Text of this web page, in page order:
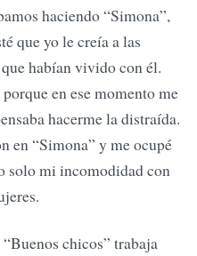
haciendo “Simona”,
que yo le creía a las
habían vivido con él.
en ese momento me
hacerme la distraída.
en “Simona” y me ocupé
solo mi incomodidad con
chicos” trabaja